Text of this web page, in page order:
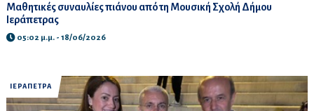
Μαθητικές συναυλίες πιάνου από τη Μουσική Σχολή Δήμου
Ιεράπετρας
05:02 μ.μ. - 18/06/2026
ΙΕΡΑΠΕΤΡΑ